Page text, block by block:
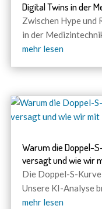
Digital Twins in der
Zwischen Hype
in der
mehr lesen
Warum die Doppel-
versagt und wie wir
Die Doppel-S-
Unsere KI-Analyse
mehr lesen